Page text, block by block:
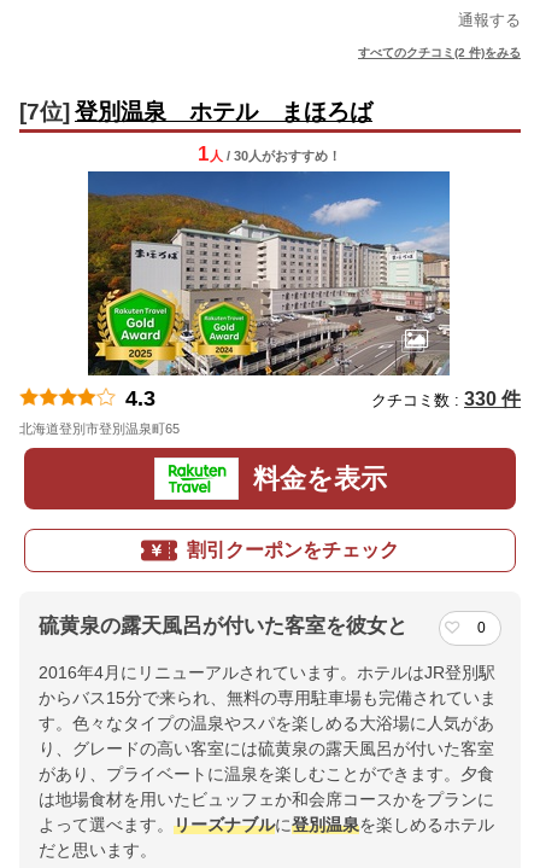
通報する
すべてのクチコミ(2 件)をみる
[7位] 登別温泉 ホテル まほろば
1 人 / 30人がおすすめ！
4.3 クチコミ数 : 330 件
北海道登別市登別温泉町65
料金を表示
割引クーポンをチェック
硫黄泉の露天風呂が付いた客室を彼女と 0
2016年4月にリニューアルされています。ホテルはJR登別駅
からバス15分で来られ、無料の専用駐車場も完備されていま
す。色々なタイプの温泉やスパを楽しめる大浴場に人気があ
り、グレードの高い客室には硫黄泉の露天風呂が付いた客室
があり、プライベートに温泉を楽しむことができます。夕食
は地場食材を用いたビュッフェか和会席コースかをプランに
よって選べます。 リーズナブルに登別温泉を楽しめるホテル
だと思います。